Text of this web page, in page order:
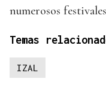
numerosos
Temas
IZAL